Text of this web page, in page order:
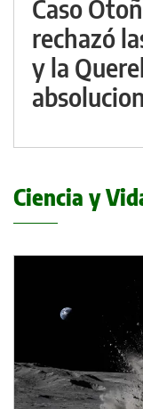
Caso
rechazó
y la
Ciencia y